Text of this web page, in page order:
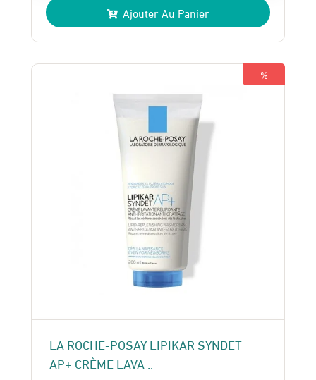
initial
était :
165 Dhs.
actuel
est :
150 Dhs.
Ajouter Au Panier
%
LA ROCHE-POSAY LIPIKAR SYNDET
AP+ CRÈME LAVA ..